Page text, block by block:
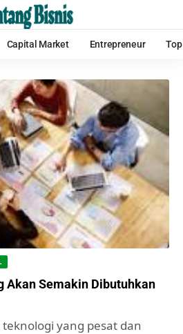
Capital Market Entrepreneur
Akan Semakin Dibutuhkan
yang pesat dan